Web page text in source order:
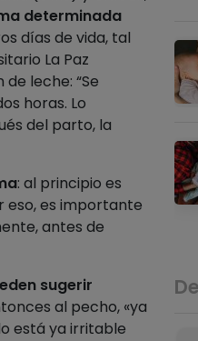
determinada
días de vida, tal
La Paz
leche: “Se
horas. Lo
del parto, la
: al principio es
eso, es importante
antes de
sugerir
al pecho, «ya
está ya irritable